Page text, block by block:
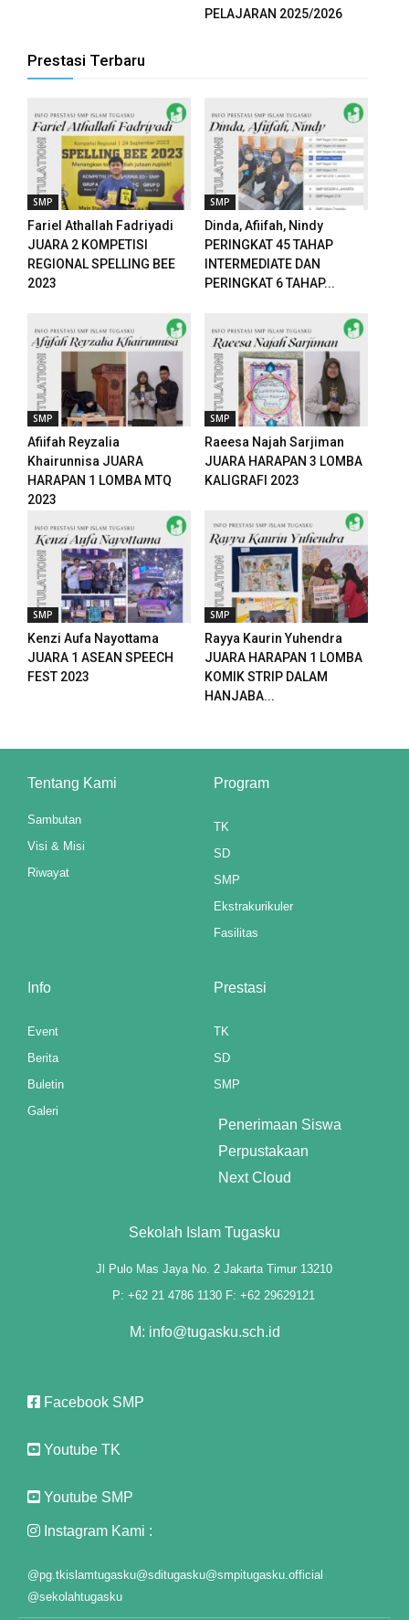
PELAJARAN 2025/2026
Prestasi Terbaru
SMP
Fariel Athallah Fadriyadi
JUARA 2 KOMPETISI
REGIONAL SPELLING BEE
2023
SMP
Dinda, Afiifah, Nindy
PERINGKAT 45 TAHAP
INTERMEDIATE DAN
PERINGKAT 6 TAHAP...
SMP
Afiifah Reyzalia
Khairunnisa JUARA
HARAPAN 1 LOMBA MTQ
2023
SMP
Raeesa Najah Sarjiman
JUARA HARAPAN 3 LOMBA
KALIGRAFI 2023
SMP
Kenzi Aufa Nayottama
JUARA 1 ASEAN SPEECH
FEST 2023
SMP
Rayya Kaurin Yuhendra
JUARA HARAPAN 1 LOMBA
KOMIK STRIP DALAM
HANJABA...
Tentang Kami
Sambutan
Visi & Misi
Riwayat
Program
TK
SD
SMP
Ekstrakurikuler
Fasilitas
Info
Event
Berita
Buletin
Galeri
Prestasi
TK
SD
SMP
Penerimaan Siswa
Perpustakaan
Next Cloud
Sekolah Islam Tugasku
Jl Pulo Mas Jaya No. 2 Jakarta Timur 13210
P: +62 21 4786 1130 F: +62 29629121
M: info@tugasku.sch.id
Facebook SMP
Youtube TK
Youtube SMP
Instagram Kami :
@pg.tkislamtugasku@sditugasku@smpitugasku.official
@sekolahtugasku